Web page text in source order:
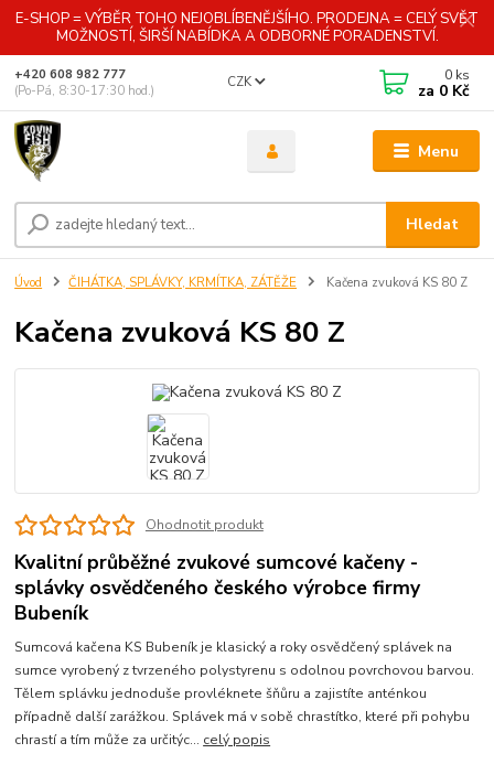
E-SHOP = VÝBĚR TOHO NEJOBLÍBENĚJŠÍHO. PRODEJNA = CELÝ SVĚT
MOŽNOSTÍ, ŠIRŠÍ NABÍDKA A ODBORNÉ PORADENSTVÍ.
Menu
CZK
Hledat
+420 608 982 777
(Po-Pá, 8:30-17:30 hod.)
0 ks
za 0 Kč
Úvod ČIHÁTKA, SPLÁVKY, KRMÍTKA, ZÁTĚŽE Kačena zvuková KS 80 Z
Kačena zvuková KS 80 Z
Ohodnotit produkt
Kvalitní průběžné zvukové sumcové kačeny -
splávky osvědčeného českého výrobce firmy
Bubeník
Sumcová kačena KS Bubeník je klasický a roky osvědčený splávek na
sumce vyrobený z tvrzeného polystyrenu s odolnou povrchovou barvou.
Tělem splávku jednoduše provléknete šňůru a zajistíte anténkou
případně další zarážkou. Splávek má v sobě chrastítko, které při pohybu
chrastí a tím může za určitýc... celý popis